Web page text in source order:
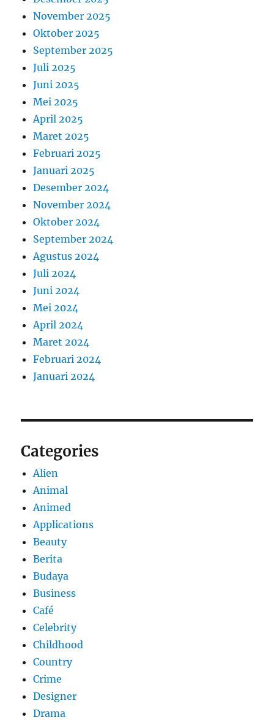
November 2025
Oktober 2025
September 2025
Juli 2025
Juni 2025
Mei 2025
April 2025
Maret 2025
Februari 2025
Januari 2025
Desember 2024
November 2024
Oktober 2024
September 2024
Agustus 2024
Juli 2024
Juni 2024
Mei 2024
April 2024
Maret 2024
Februari 2024
Januari 2024
Categories
Alien
Animal
Animed
Applications
Beauty
Berita
Budaya
Business
Café
Celebrity
Childhood
Country
Crime
Designer
Drama